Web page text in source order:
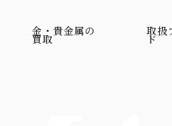
金・貴金属の
買取
取扱
ド